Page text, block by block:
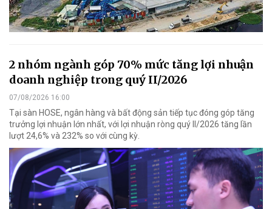
2 nhóm ngành góp 70% mức tăng lợi nhuận
doanh nghiệp trong quý II/2026
07/08/2026 16:00
Tại sàn HOSE, ngân hàng và bất động sản tiếp tục đóng góp tăng
trưởng lợi nhuận lớn nhất, với lợi nhuận ròng quý II/2026 tăng lần
lượt 24,6% và 232% so với cùng kỳ.